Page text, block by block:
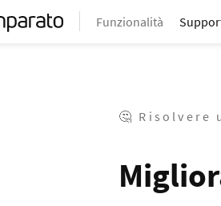
Funzionalità
🤔 Risolvere